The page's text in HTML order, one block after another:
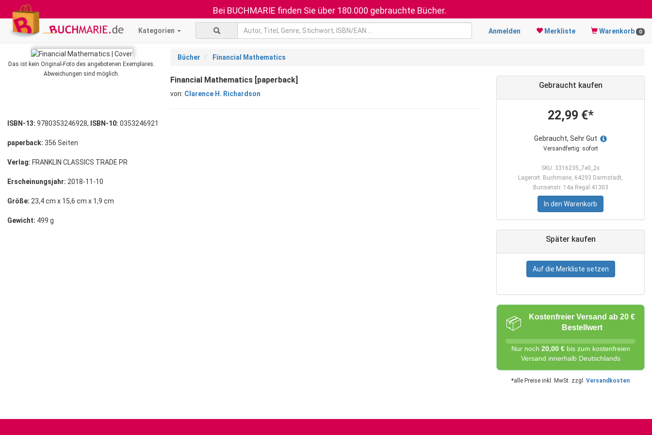
Bei BUCHMARIE finden Sie über 180.000 gebrauchte Bücher.
Kategorien Anmelden Merkliste Warenkorb 0
Das ist kein Original-Foto des angebotenen Exemplares.
Abweichungen sind möglich.
Bücher Financial Mathematics
Financial Mathematics [paperback]
von: Clarence H. Richardson
Gebraucht kaufen
22,99 €*
Gebraucht, Sehr Gut
Versandfertig: sofort
SKU: 3316235_7e0_2x
Lagerort: Buchmarie, 64293 Darmstadt,
Bunsenstr. 14a Regal 41303
In den Warenkorb
Später kaufen
Auf die Merkliste setzen
📦
Kostenfreier Versand ab 20 €
Bestellwert
Nur noch 20,00 €bis zum kostenfreien
Versand innerhalb Deutschlands
*alle Preise inkl. MwSt. zzgl. Versandkosten
ISBN-13: 9780353246928, ISBN-10: 0353246921
paperback: 356 Seiten
Verlag: FRANKLIN CLASSICS TRADE PR
Erscheinungsjahr: 2018-11-10
Größe: 23,4 cm x 15,6 cm x 1,9 cm
Gewicht: 499 g